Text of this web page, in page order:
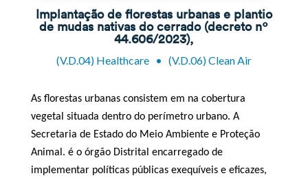
Implantação de florestas urbanas e plantio
de mudas nativas do cerrado (decreto nº
44.606/2023),
(V.D.04) Healthcare• (V.D.06) Clean Air
As florestas urbanas consistem em na cobertura
vegetal situada dentro do perímetro urbano. A
Secretaria de Estado do Meio Ambiente e Proteção
Animal. é o órgão Distrital encarregado de
implementar políticas públicas exequíveis e eficazes,